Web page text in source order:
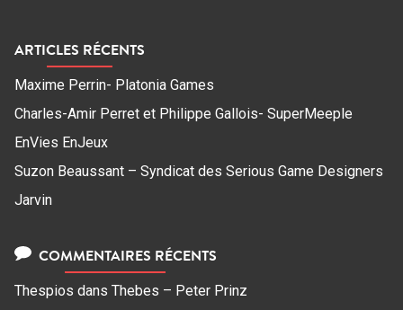
ARTICLES RÉCENTS
Maxime Perrin- Platonia Games
Charles-Amir Perret et Philippe Gallois- SuperMeeple
EnVies EnJeux
Suzon Beaussant – Syndicat des Serious Game Designers
Jarvin
COMMENTAIRES RÉCENTS
Thespios dans Thebes – Peter Prinz